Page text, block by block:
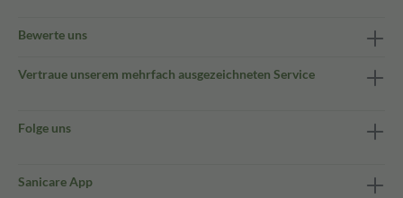
Bewerte uns
Vertraue unserem mehrfach ausgezeichneten Service
Folge uns
Sanicare App